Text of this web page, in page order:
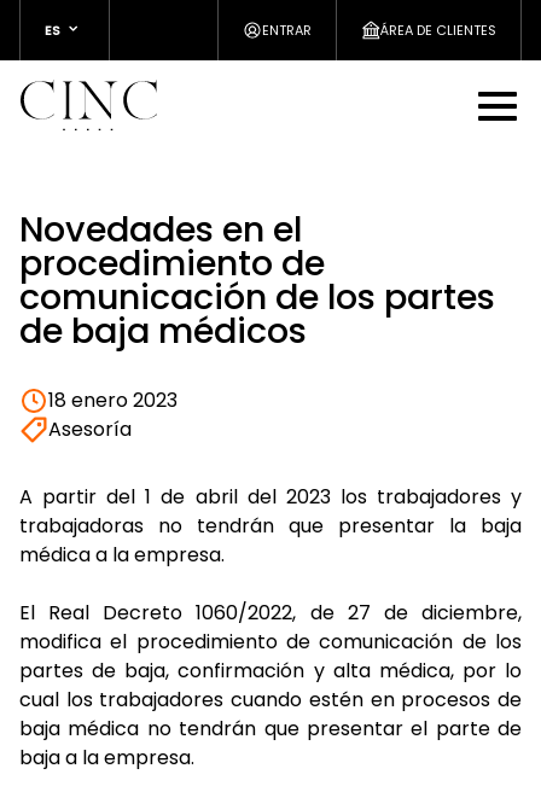
ES ENTRAR ÁREA DE CLIENTES
Novedades en el
procedimiento de
comunicación de los partes
de baja médicos
18 enero 2023
Asesoría
A partir del 1 de abril del 2023 los trabajadores y
trabajadoras no tendrán que presentar la baja
médica a la empresa.
El Real Decreto 1060/2022, de 27 de diciembre,
modifica el procedimiento de comunicación de los
partes de baja, confirmación y alta médica, por lo
cual los trabajadores cuando estén en procesos de
baja médica no tendrán que presentar el parte de
baja a la empresa.